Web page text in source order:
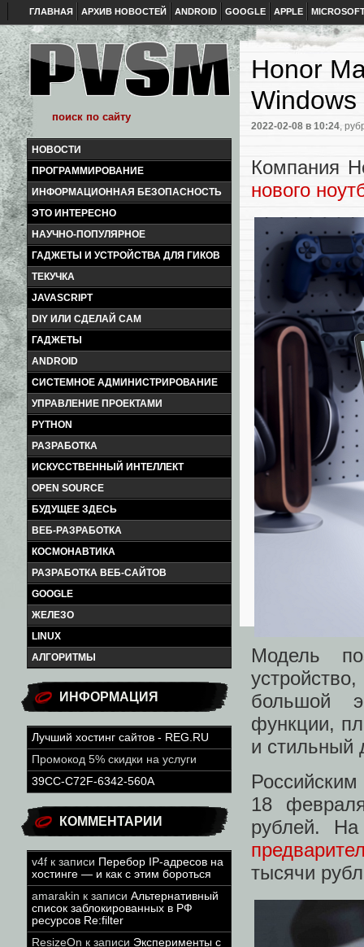
ГЛАВНАЯ АРХИВ НОВОСТЕЙ ANDROID GOOGLE APPLE
НОВОСТИ
ПРОГРАММИРОВАНИЕ
ИНФОРМАЦИОННАЯ БЕЗОПАСНОСТЬ
ЭТО ИНТЕРЕСНО
НАУЧНО-ПОПУЛЯРНОЕ
ГАДЖЕТЫ И УСТРОЙСТВА ДЛЯ ГИКОВ
ТЕКУЧКА
JAVASCRIPT
DIY ИЛИ СДЕЛАЙ САМ
ГАДЖЕТЫ
ANDROID
СИСТЕМНОЕ АДМИНИСТРИРОВАНИЕ
УПРАВЛЕНИЕ ПРОЕКТАМИ
PYTHON
РАЗРАБОТКА
ИСКУССТВЕННЫЙ ИНТЕЛЛЕКТ
OPEN SOURCE
БУДУЩЕЕ ЗДЕСЬ
ВЕБ-РАЗРАБОТКА
КОСМОНАВТИКА
РАЗРАБОТКА ВЕБ-САЙТОВ
GOOGLE
ЖЕЛЕЗО
LINUX
АЛГОРИТМЫ
ИНФОРМАЦИЯ
Лучший хостинг сайтов - REG.RU
Промокод 5% скидки на услуги
39CC-C72F-6342-560A
КОММЕНТАРИИ
v4f к записи Перебор IP-адресов на
хостинге — и как с этим бороться
amarakin к записи Альтернативный
список заблокированных в РФ
ресурсов Re:filter
ResizeOn к записи Эксперименты с
Honor
2022-02-08 в 10:24,
Компания
нового
Модель
большой
функции,
и стильный
18
рублей.
тысячи